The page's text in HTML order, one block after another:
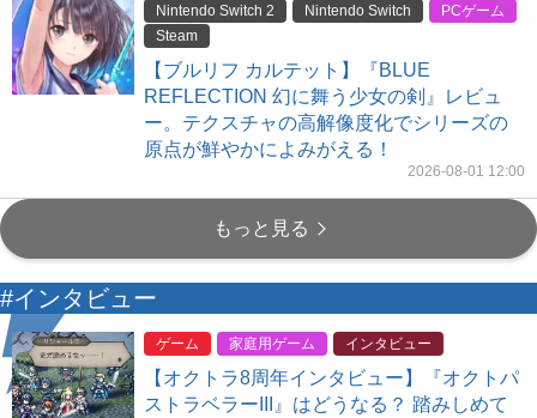
Nintendo Switch 2
Nintendo Switch
PCゲーム
Steam
【ブルリフ カルテット】『BLUE
REFLECTION 幻に舞う少女の剣』レビュ
ー。テクスチャの高解像度化でシリーズの
原点が鮮やかによみがえる！
2026-08-01 12:00
もっと見る
#インタビュー
ゲーム 家庭用ゲーム インタビュー
【オクトラ8周年インタビュー】『オクトパ
ストラベラーIII』はどうなる？ 踏みしめて